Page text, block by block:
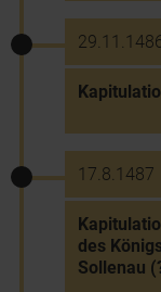
17.8.1487
des
Sollenau